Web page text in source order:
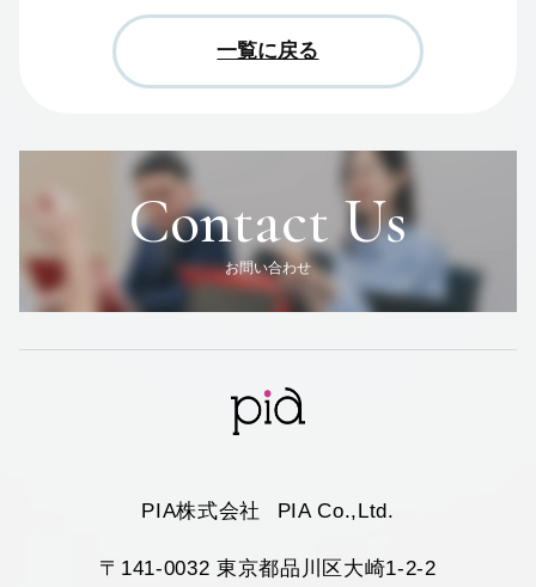
一覧に戻る
Contact Us
お問い合わせ
PIA株式会社 PIA Co.,Ltd.
〒141-0032 東京都品川区大崎1-2-2